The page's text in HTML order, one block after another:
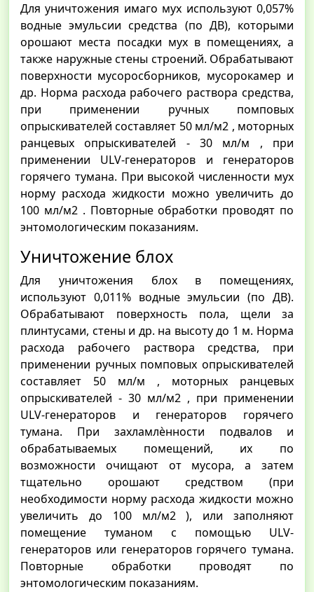
Для уничтожения имаго мух используют 0,057%
водные эмульсии средства (по ДВ), которыми
орошают места посадки мух в помещениях, а
также наружные стены строений. Обрабатывают
поверхности мусоросборников, мусорокамер и
др. Норма расхода рабочего раствора средства,
при применении ручных помповых
опрыскивателей составляет 50 мл/м2 , моторных
ранцевых опрыскивателей - 30 мл/м , при
применении ULV-генераторов и генераторов
горячего тумана. При высокой численности мух
норму расхода жидкости можно увеличить до
100 мл/м2 . Повторные обработки проводят по
энтомологическим показаниям.
Уничтожение блох
Для уничтожения блох в помещениях,
используют 0,011% водные эмульсии (по ДВ).
Обрабатывают поверхность пола, щели за
плинтусами, стены и др. на высоту до 1 м. Норма
расхода рабочего раствора средства, при
применении ручных помповых опрыскивателей
составляет 50 мл/м , моторных ранцевых
опрыскивателей - 30 мл/м2 , при применении
ULV-генераторов и генераторов горячего
тумана. При захламлѐнности подвалов и
обрабатываемых помещений, их по
возможности очищают от мусора, а затем
тщательно орошают средством (при
необходимости норму расхода жидкости можно
увеличить до 100 мл/м2 ), или заполняют
помещение туманом с помощью ULV-
генераторов или генераторов горячего тумана.
Повторные обработки проводят по
энтомологическим показаниям.